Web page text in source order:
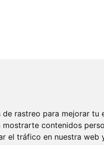
rastreo para mejorar tu
mostrarte contenidos
el tráfico en nuestra web